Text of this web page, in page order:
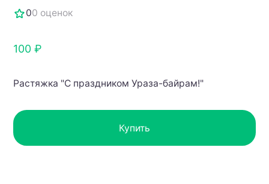
00 оценок
100 ₽
Растяжка "С праздником Ураза-байрам!"
Купить